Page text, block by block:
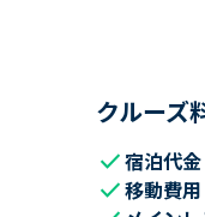
クルーズ
check宿泊代金
check移動費用